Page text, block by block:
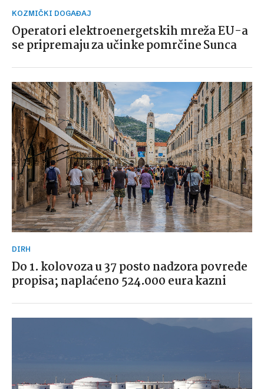
KOZMIČKI DOGAĐAJ
Operatori elektroenergetskih mreža EU-a
se pripremaju za učinke pomrčine Sunca
DIRH
Do 1. kolovoza u 37 posto nadzora povrede
propisa; naplaćeno 524.000 eura kazni